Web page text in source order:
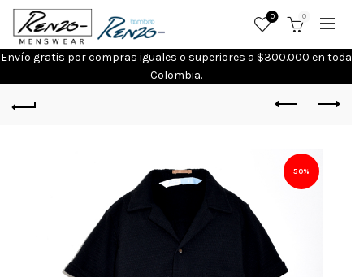
0 0
Envío gratis por compras iguales o superiores a $300.000 en toda
Colombia.
50%